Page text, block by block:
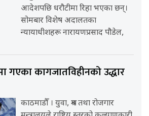
आदेशपछि धरौटीमा रिहा भएका छन्।
सोमबार विशेष अदालतका
न्यायाधीशहरू नारायणप्रसाद पौडेल,
गएका कागजातविहीनको उद्धार
काठमाडौँ । युवा, श्रम तथा रोजगार